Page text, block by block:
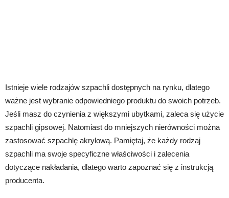
Istnieje wiele rodzajów szpachli dostępnych na rynku, dlatego
ważne jest wybranie odpowiedniego produktu do swoich potrzeb.
Jeśli masz do czynienia z większymi ubytkami, zaleca się użycie
szpachli gipsowej. Natomiast do mniejszych nierówności można
zastosować szpachlę akrylową. Pamiętaj, że każdy rodzaj
szpachli ma swoje specyficzne właściwości i zalecenia
dotyczące nakładania, dlatego warto zapoznać się z instrukcją
producenta.